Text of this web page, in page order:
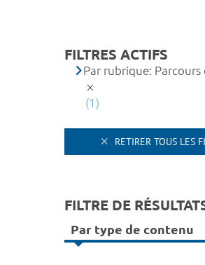
FILTRES ACTIFS
Par rubrique:
(1)
RETIRER TOUS LES
FILTRE DE
Par type de contenu